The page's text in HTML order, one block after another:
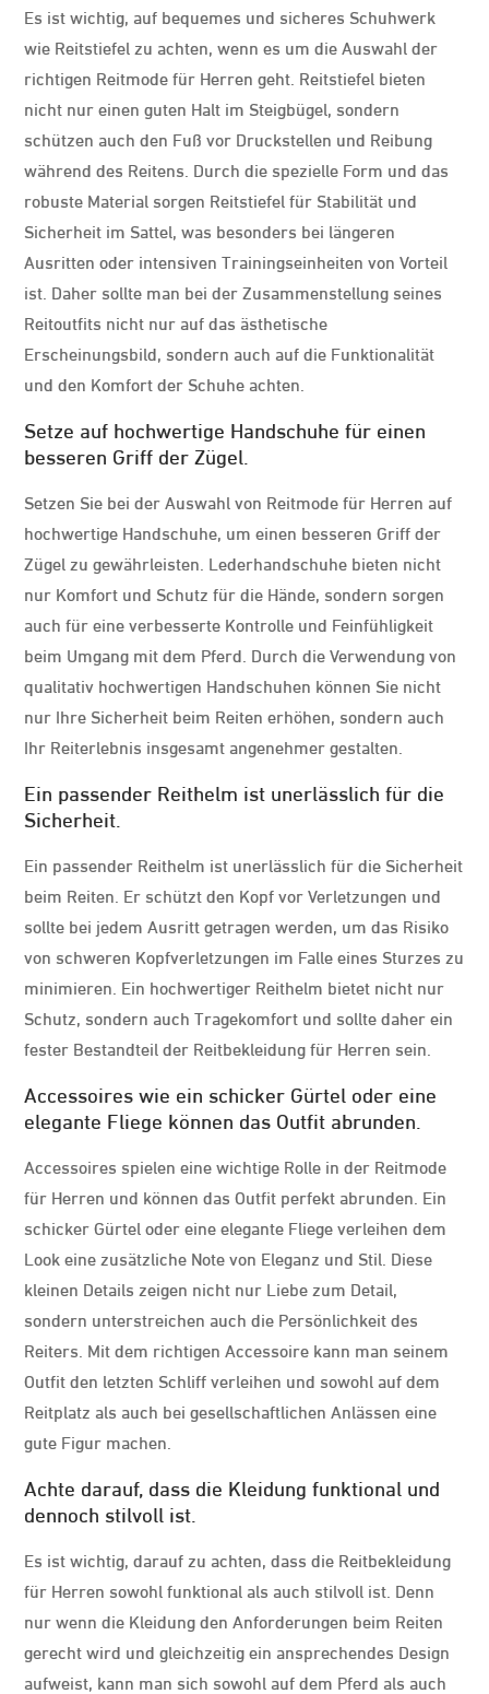
Es ist wichtig, auf bequemes und sicheres Schuhwerk
wie Reitstiefel zu achten, wenn es um die Auswahl der
richtigen Reitmode für Herren geht. Reitstiefel bieten
nicht nur einen guten Halt im Steigbügel, sondern
schützen auch den Fuß vor Druckstellen und Reibung
während des Reitens. Durch die spezielle Form und das
robuste Material sorgen Reitstiefel für Stabilität und
Sicherheit im Sattel, was besonders bei längeren
Ausritten oder intensiven Trainingseinheiten von Vorteil
ist. Daher sollte man bei der Zusammenstellung seines
Reitoutfits nicht nur auf das ästhetische
Erscheinungsbild, sondern auch auf die Funktionalität
und den Komfort der Schuhe achten.
Setze auf hochwertige Handschuhe für einen
besseren Griff der Zügel.
Setzen Sie bei der Auswahl von Reitmode für Herren auf
hochwertige Handschuhe, um einen besseren Griff der
Zügel zu gewährleisten. Lederhandschuhe bieten nicht
nur Komfort und Schutz für die Hände, sondern sorgen
auch für eine verbesserte Kontrolle und Feinfühligkeit
beim Umgang mit dem Pferd. Durch die Verwendung von
qualitativ hochwertigen Handschuhen können Sie nicht
nur Ihre Sicherheit beim Reiten erhöhen, sondern auch
Ihr Reiterlebnis insgesamt angenehmer gestalten.
Ein passender Reithelm ist unerlässlich für die
Sicherheit.
Ein passender Reithelm ist unerlässlich für die Sicherheit
beim Reiten. Er schützt den Kopf vor Verletzungen und
sollte bei jedem Ausritt getragen werden, um das Risiko
von schweren Kopfverletzungen im Falle eines Sturzes zu
minimieren. Ein hochwertiger Reithelm bietet nicht nur
Schutz, sondern auch Tragekomfort und sollte daher ein
fester Bestandteil der Reitbekleidung für Herren sein.
Accessoires wie ein schicker Gürtel oder eine
elegante Fliege können das Outfit abrunden.
Accessoires spielen eine wichtige Rolle in der Reitmode
für Herren und können das Outfit perfekt abrunden. Ein
schicker Gürtel oder eine elegante Fliege verleihen dem
Look eine zusätzliche Note von Eleganz und Stil. Diese
kleinen Details zeigen nicht nur Liebe zum Detail,
sondern unterstreichen auch die Persönlichkeit des
Reiters. Mit dem richtigen Accessoire kann man seinem
Outfit den letzten Schliff verleihen und sowohl auf dem
Reitplatz als auch bei gesellschaftlichen Anlässen eine
gute Figur machen.
Achte darauf, dass die Kleidung funktional und
dennoch stilvoll ist.
Es ist wichtig, darauf zu achten, dass die Reitbekleidung
für Herren sowohl funktional als auch stilvoll ist. Denn
nur wenn die Kleidung den Anforderungen beim Reiten
gerecht wird und gleichzeitig ein ansprechendes Design
aufweist, kann man sich sowohl auf dem Pferd als auch